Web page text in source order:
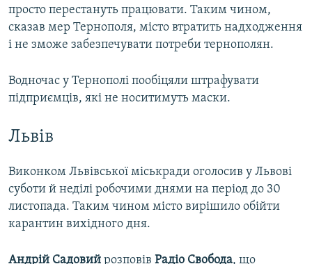
просто перестануть працювати. Таким чином,
сказав мер Тернополя, місто втратить надходження
і не зможе забезпечувати потреби тернополян.
Водночас у Тернополі пообіцяли штрафувати
підприємців, які не носитимуть маски.
Львів
Виконком Львівської міськради оголосив у Львові
суботи й неділі робочими днями на період до 30
листопада. Таким чином місто вирішило обійти
карантин вихідного дня.
Андрій Садовий розповів Радіо Свобода, що